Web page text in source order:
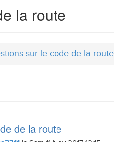
la route
sur le code de la route
de la route